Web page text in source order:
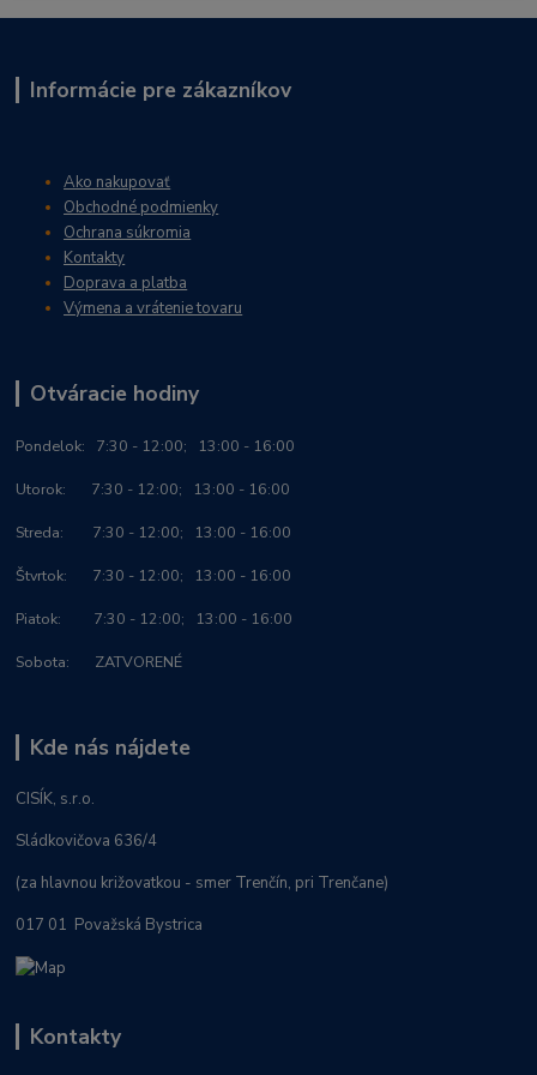
Informácie pre zákazníkov
Ako nakupovať
Obchodné podmienky
Ochrana súkromia
Kontakty
Doprava a platba
Výmena a vrátenie tovaru
Otváracie hodiny
Pondelok: 7:30 - 12:00; 13:00 - 16:00
Utorok: 7:30 - 12:00; 13:00 - 16:00
Streda: 7:30 - 12:00; 13:00 - 16:00
Štvrtok: 7:30 - 12:00; 13:00 - 16:00
Piatok: 7:30 - 12:00; 13:00 - 16:00
Sobota: ZATVORENÉ
Kde nás nájdete
CISÍK, s.r.o.
Sládkovičova 636/4
(za hlavnou križovatkou - smer Trenčín, pri Trenčane)
017 01 Považská Bystrica
Kontakty